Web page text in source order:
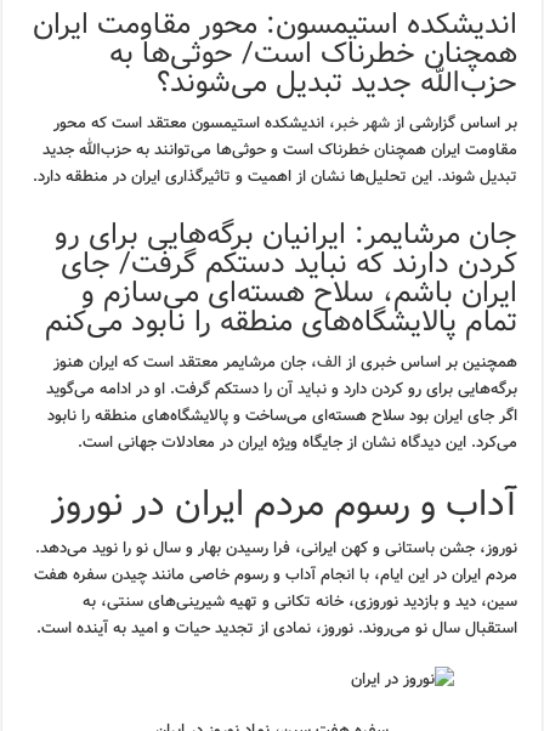
اندیشکده استیمسون: محور مقاومت ایران
همچنان خطرناک است/ حوثی‌ها به
حزب‌الله جدید تبدیل می‌شوند؟
بر اساس گزارشی ازشهر خبر، اندیشکده استیمسون معتقد است که محور
مقاومت ایران همچنان خطرناک است و حوثی‌ها می‌توانند به حزب‌الله جدید
تبدیل شوند. این تحلیل‌ها نشان از اهمیت و تاثیرگذاری ایران در منطقه دارد.
جان مرشایمر: ایرانیان برگه‌هایی برای رو
کردن دارند که نباید دستکم گرفت/ جای
ایران باشم، سلاح هسته‌ای می‌سازم و
تمام پالایشگاه‌های منطقه را نابود می‌کنم
همچنین بر اساس خبری ازالف، جان مرشایمر معتقد است که ایران هنوز
برگه‌هایی برای رو کردن دارد و نباید آن را دستکم گرفت. او در ادامه می‌گوید
اگر جای ایران بود سلاح هسته‌ای می‌ساخت و پالایشگاه‌های منطقه را نابود
می‌کرد. این دیدگاه نشان از جایگاه ویژه ایران در معادلات جهانی است.
آداب و رسوم مردم ایران در نوروز
نوروز، جشن باستانی و کهن ایرانی، فرا رسیدن بهار و سال نو را نوید می‌دهد.
مردم ایران در این ایام، با انجام آداب و رسوم خاصی مانند چیدن سفره هفت
سین، دید و بازدید نوروزی، خانه تکانی و تهیه شیرینی‌های سنتی، به
استقبال سال نو می‌روند. نوروز، نمادی از تجدید حیات و امید به آینده است.